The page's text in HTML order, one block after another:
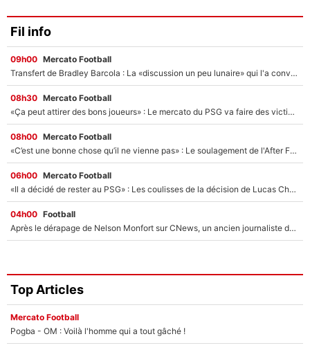
Fil info
09h00 Mercato Football
Transfert de Bradley Barcola : La «discussion un peu lunaire» qui l'a convaincu de quitter le PSG, son entourage est pointé du doigt
08h30 Mercato Football
«Ça peut attirer des bons joueurs» : Le mercato du PSG va faire des victimes dans l'effectif de Luis Enrique ?
08h00 Mercato Football
«C’est une bonne chose qu’il ne vienne pas» : Le soulagement de l'After Foot après le transfert avorté de Yan Diomandé au PSG
06h00 Mercato Football
«Il a décidé de rester au PSG» : Les coulisses de la décision de Lucas Chevalier pour son transfert
04h00 Football
Après le dérapage de Nelson Monfort sur CNews, un ancien journaliste de France Télévisions relance la polémique sur les incendies en Gironde
Top Articles
Mercato Football
Pogba - OM : Voilà l'homme qui a tout gâché !